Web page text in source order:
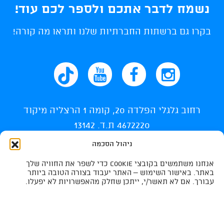
ניהול הסכמה
אנחנו משתמשים בקובצי Cookie כדי לשפר את החוויה שלך
באתר. באישור השימוש – האתר יעבוד בצורה הטובה ביותר
עבורך. אם לא תאשר/י, ייתכן שחלק מהאפשרויות לא יפעלו.
נשמח לדבר אתכם ולספר לכם עוד!
בקרו גם ברשתות החברתיות שלנו ותראו מה קורה!
רחוב גלגלי הפלדה 20, קומה 1 הרצליה מיקוד
4672220 ת.ד. 13142
info@ti-swim.co.il
035400710
035400732